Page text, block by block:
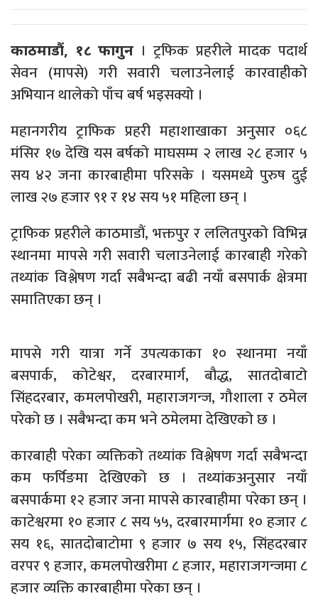
काठमाडौं, १८ फागुन । ट्रफिक प्रहरीले मादक पदार्थ
सेवन (मापसे) गरी सवारी चलाउनेलाई कारवाहीको
अभियान थालेको पाँच बर्ष भइसक्यो ।
महानगरीय ट्राफिक प्रहरी महाशाखाका अनुसार ०६८
मंसिर १७ देखि यस बर्षको माघसम्म २ लाख २८ हजार ५
सय ४२ जना कारबाहीमा परिसके । यसमध्ये पुरुष दुई
लाख २७ हजार ९१ र १४ सय ५१ महिला छन् ।
ट्राफिक प्रहरीले काठमाडौं, भक्तपुर र ललितपुरको विभिन्न
स्थानमा मापसे गरी सवारी चलाउनेलाई कारबाही गरेको
तथ्यांक विश्लेषण गर्दा सबैभन्दा बढी नयाँ बसपार्क क्षेत्रमा
समातिएका छन् ।
मापसे गरी यात्रा गर्ने उपत्यकाका १० स्थानमा नयाँ
बसपार्क, कोटेश्वर, दरबारमार्ग, बौद्ध, सातदोबाटो
सिंहदरबार, कमलपोखरी, महाराजगन्ज, गौशाला र ठमेल
परेको छ । सबैभन्दा कम भने ठमेलमा देखिएको छ ।
कारबाही परेका व्यक्तिको तथ्यांक विश्लेषण गर्दा सबैभन्दा
कम फर्पिङमा देखिएको छ । तथ्यांकअनुसार नयाँ
बसपार्कमा १२ हजार जना मापसे कारबाहीमा परेका छन् ।
काटेश्वरमा १० हजार ८ सय ५५, दरबारमार्गमा १० हजार ८
सय १६, सातदोबाटोमा ९ हजार ७ सय १५, सिंहदरबार
वरपर ९ हजार, कमलपोखरीमा ८ हजार, महाराजगन्जमा ८
हजार व्यक्ति कारबाहीमा परेका छन् ।